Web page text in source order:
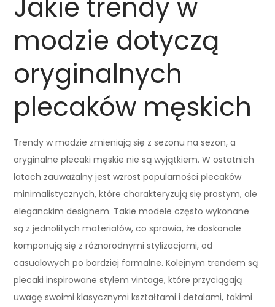
Jakie trendy w
modzie dotyczą
oryginalnych
plecaków męskich
Trendy w modzie zmieniają się z sezonu na sezon, a
oryginalne plecaki męskie nie są wyjątkiem. W ostatnich
latach zauważalny jest wzrost popularności plecaków
minimalistycznych, które charakteryzują się prostym, ale
eleganckim designem. Takie modele często wykonane
są z jednolitych materiałów, co sprawia, że doskonale
komponują się z różnorodnymi stylizacjami, od
casualowych po bardziej formalne. Kolejnym trendem są
plecaki inspirowane stylem vintage, które przyciągają
uwagę swoimi klasycznymi kształtami i detalami, takimi